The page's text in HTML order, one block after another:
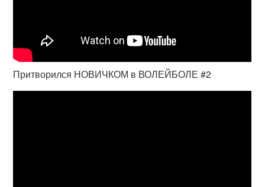
Притворился НОВИЧКОМ в ВОЛЕЙБОЛЕ #2